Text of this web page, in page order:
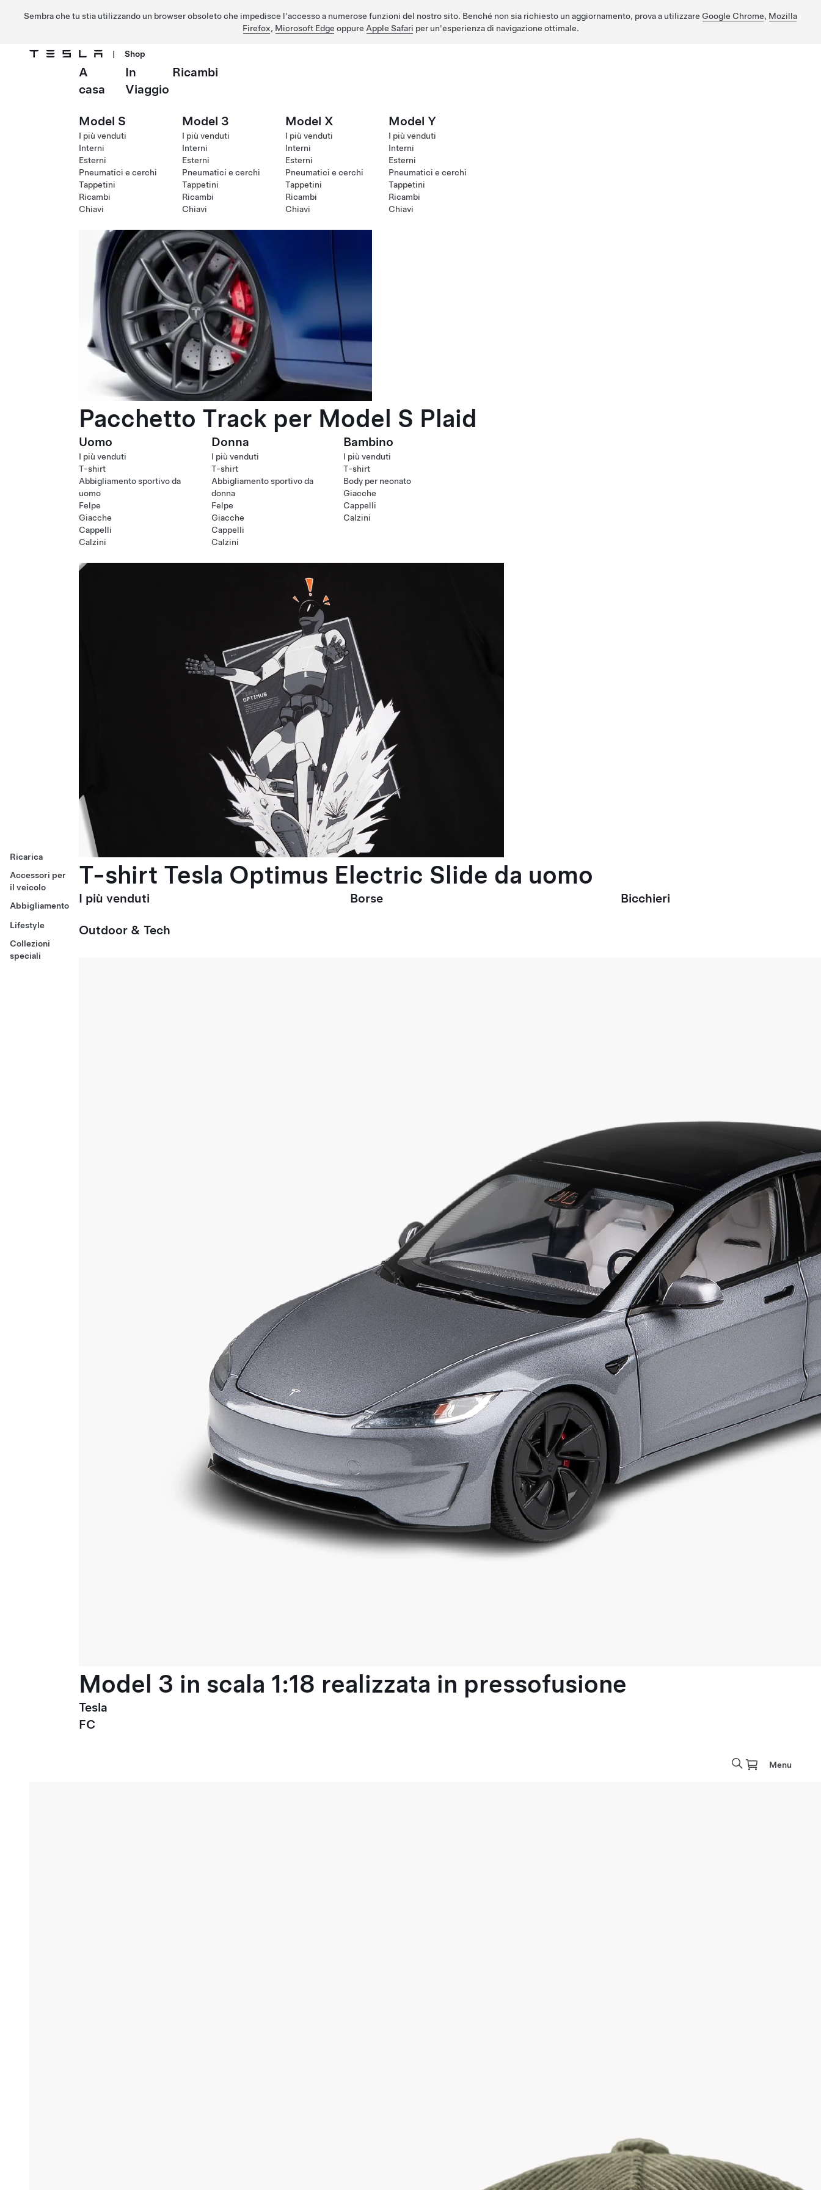
Sembra che tu stia utilizzando un browser obsoleto che impedisce l'accesso a numerose funzioni del nostro sito. Benché non sia richiesto un aggiornamento, prova a utilizzare Google Chrome, Mozilla
Firefox, Microsoft Edge oppure Apple Safari per un'esperienza di navigazione ottimale.
Passa al contenuto principale
| Shop
Ricarica
Accessori per
il veicolo
Abbigliamento
Lifestyle
Collezioni
speciali
A
casa
In
Viaggio
Ricambi
Model S
I più venduti
Interni
Esterni
Pneumatici e cerchi
Tappetini
Ricambi
Chiavi
Model 3
I più venduti
Interni
Esterni
Pneumatici e cerchi
Tappetini
Ricambi
Chiavi
Model X
I più venduti
Interni
Esterni
Pneumatici e cerchi
Tappetini
Ricambi
Chiavi
Model Y
I più venduti
Interni
Esterni
Pneumatici e cerchi
Tappetini
Ricambi
Chiavi
Pacchetto Track per Model S Plaid
Uomo
I più venduti
T-shirt
Abbigliamento sportivo da
uomo
Felpe
Giacche
Cappelli
Calzini
Donna
I più venduti
T-shirt
Abbigliamento sportivo da
donna
Felpe
Giacche
Cappelli
Calzini
Bambino
I più venduti
T-shirt
Body per neonato
Giacche
Cappelli
Calzini
T-shirt Tesla Optimus Electric Slide da uomo
I più venduti Borse Bicchieri
Outdoor & Tech
Model 3 in scala 1:18 realizzata in pressofusione
Tesla
FC
Menu